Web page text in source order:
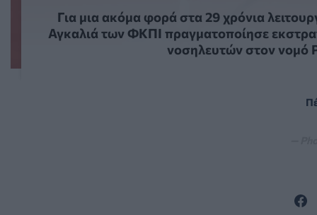
Για μια ακόμα φορά στα 29 χρόνια
Αγκαλιά των ΦΚΠΙ πραγματοποίησε
νοσηλευτών στον νομό